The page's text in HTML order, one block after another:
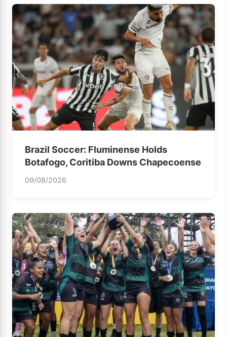
Brazil Soccer: Fluminense Holds
Botafogo, Coritiba Downs Chapecoense
09/08/2026